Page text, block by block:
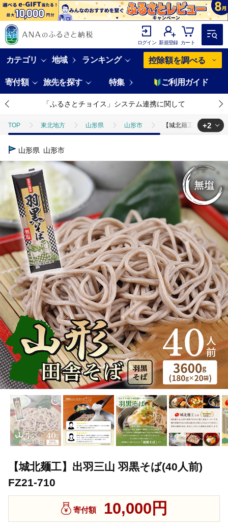
ログイン 新規登録 カート
カテゴリ 地域 ランキング 控除額を調べる
寄付額 旅先を探す 特集 ご利用ガイド
「ふるさとチョイス」システム連携に関して
TOP 東北地方 山形県 山形市 【城北麺工】出羽三
TOP
TOP 麺類 そば 【城北麺工】出羽三山 羽黒そば(40人前)
+2
山形県 山形市
【城北麺工】出羽三山 羽黒そば(40人前)
FZ21-710
寄付額 10,000円